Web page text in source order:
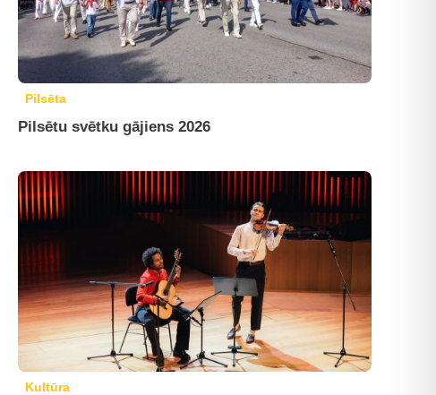
Pilsēta
Pilsētu svētku gājiens 2026
Kultūra